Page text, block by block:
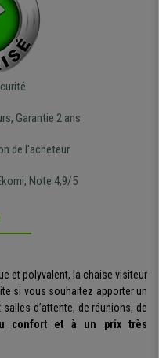
Garantie 2 ans
de l'acheteur
Note 4,9/5
et polyvalent, la chaise visiteur
si vous souhaitez apporter un
salles d’attente, de réunions, de
confort et à un prix très